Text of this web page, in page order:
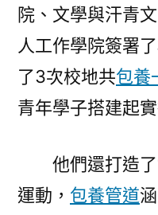
院、文學與汗青
人工作學院簽署
了3次校地共包養
青年學子搭建起
他們還打造
運動， 包養管道